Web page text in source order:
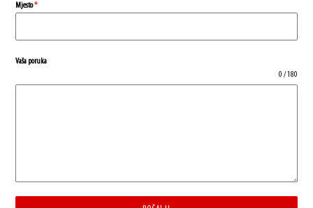
Mjesto*
Vaša poruka
0 / 180